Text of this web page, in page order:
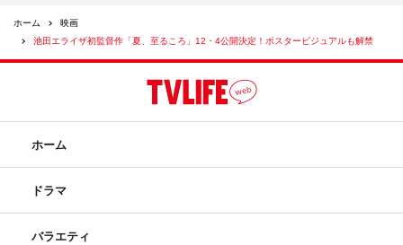
ホーム
映画
池田エライザ初監督作「夏、至るころ」12・4公開決定！ポスタービジュアルも解禁
ホーム
ドラマ
バラエティ